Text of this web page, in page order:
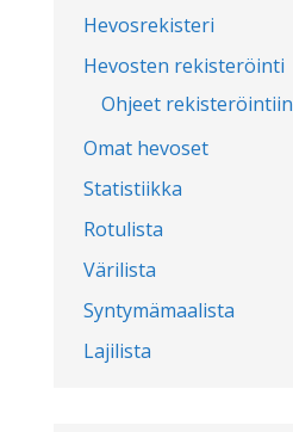
Hevosrekisteri
Hevosten rekisteröinti
Ohjeet rekisteröintiin
Omat hevoset
Statistiikka
Rotulista
Värilista
Syntymämaalista
Lajilista